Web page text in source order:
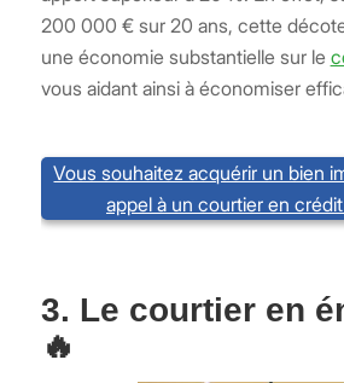
200 000 € sur 20 ans, cette
une économie substantielle sur le
vous aidant ainsi à économiser
Vous souhaitez acquérir un bien
appel à un courtier en
3. Le courtier en
🔥